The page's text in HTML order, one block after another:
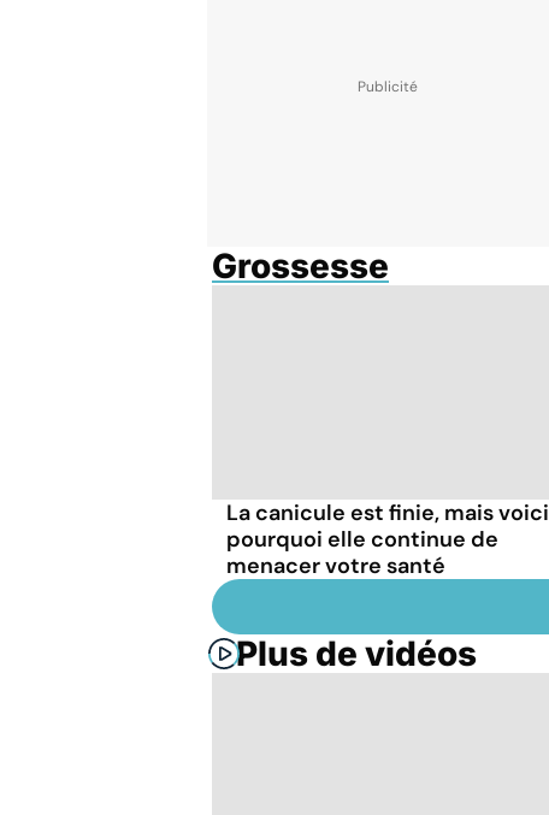
Grossesse
La canicule est finie, mais voici
pourquoi elle continue de
menacer votre santé
Plus de vidéos